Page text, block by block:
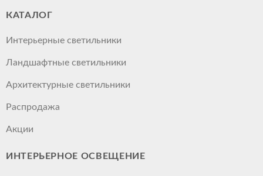
КАТАЛОГ
Интерьерные светильники
Ландшафтные светильники
Архитектурные светильники
Распродажа
Акции
ИНТЕРЬЕРНОЕ ОСВЕЩЕНИЕ